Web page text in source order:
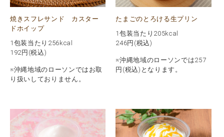
焼きスフレサンド カスター
ドホイップ
1包装当たり256kcal
192 円(税込)
※沖縄地域のローソンではお取
り扱いしておりません。
たまごのとろける生プリン
1包装当たり205kcal
246円(税込)
※沖縄地域のローソンでは257
円(税込)となります。